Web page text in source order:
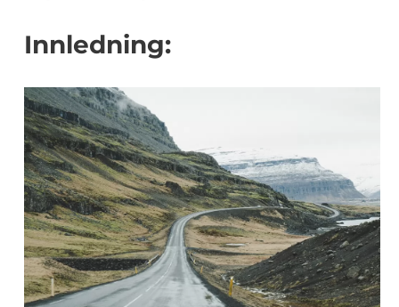
Innledning: